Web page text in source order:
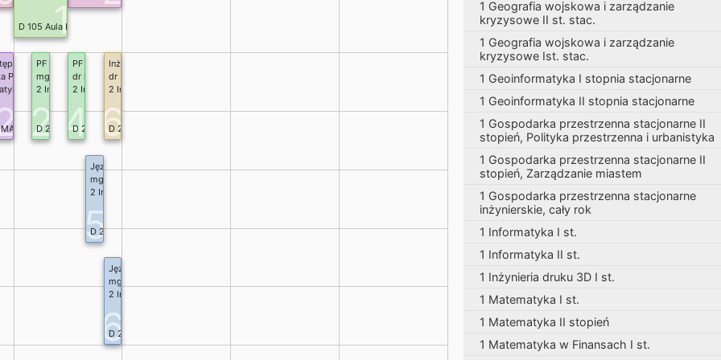
1
D 105 Aula Informatyki
w języku Rust
sztucznej inteligencji
Kurzyna
st.
do przetwarzania równoległego na architekturach wielordzeniowych
Piekarz
I st.
2
PF I Bezpieczne programowanie systemowe w języku Rust
mgr Rafał Niedziółka-Domański
2 Informatyka I st.
D 203 (INF)
4
PF I Bezpieczne programowanie systemowe w języku Rust
dr hab. Jarosław Bylina
2 Informatyka I st.
D 202 (INF)
6
Inżynieria oprogramowania
dr Bartłomiej Kotyra
2 Informatyka I st.
D 204 (INF)
w języku Rust
programowania
st.
5
Języki i paradygmaty programowania
mgr Rafał Niedziółka-Domański
2 Informatyka I st.
D 203 (INF)
systemów sztucznej inteligencji
Kurzyna
I st.
6
Języki i paradygmaty programowania
mgr Rafał Niedziółka-Domański
2 Informatyka I st.
D 203 (INF)
do systemów sztucznej inteligencji
Marcin Kurzyna
I st.
(INF)
1 Geografia wojskowa i zarządzanie
kryzysowe II st. stac.
1 Geografia wojskowa i zarządzanie
kryzysowe Ist. stac.
1 Geoinformatyka I stopnia stacjonarne
1 Geoinformatyka II stopnia stacjonarne
1 Gospodarka przestrzenna stacjonarne II
stopień, Polityka przestrzenna i urbanistyka
1 Gospodarka przestrzenna stacjonarne II
stopień, Zarządzanie miastem
1 Gospodarka przestrzenna stacjonarne
inżynierskie, cały rok
1 Informatyka I st.
1 Informatyka II st.
1 Inżynieria druku 3D I st.
1 Matematyka I st.
1 Matematyka II stopień
1 Matematyka w Finansach I st.